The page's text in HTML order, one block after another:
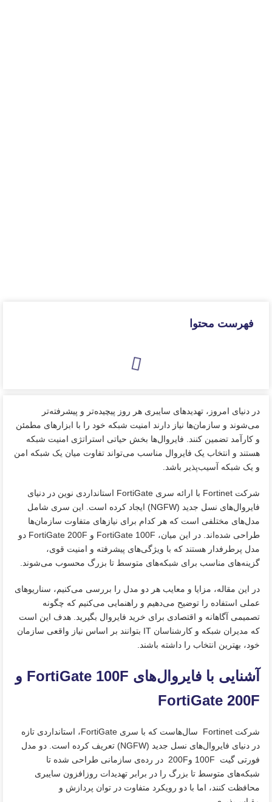
فهرست محتوا
در دنیای امروز، تهدیدهای سایبری هر روز پیچیده‌تر و پیشرفته‌تر
می‌شوند و سازمان‌ها نیاز دارند امنیت شبکه خود را با ابزارهای مطمئن
و کارآمد تضمین کنند. فایروال‌ها بخش حیاتی استراتژی امنیت شبکه
هستند و انتخاب یک فایروال مناسب می‌تواند تفاوت میان یک شبکه امن
و یک شبکه آسیب‌پذیر باشد.
شرکت Fortinet با ارائه سری FortiGate استانداردی نوین در دنیای
فایروال‌های نسل جدید (NGFW) ایجاد کرده است. این سری شامل
مدل‌های مختلفی است که هر کدام برای نیازهای متفاوت سازمان‌ها
طراحی شده‌اند. در این میان، FortiGate 100F و FortiGate 200F دو
مدل پرطرفدار هستند که با ویژگی‌های پیشرفته و امنیت قوی،
گزینه‌های مناسب برای شبکه‌های متوسط تا بزرگ محسوب می‌شوند.
در این مقاله، مزایا و معایب هر دو مدل را بررسی می‌کنیم، سناریوهای
عملی استفاده را توضیح می‌دهیم و راهنمایی می‌کنیم که چگونه
تصمیمی آگاهانه و اقتصادی برای خرید فایروال بگیرید. هدف این است
که مدیران شبکه و کارشناسان IT بتوانند بر اساس نیاز واقعی سازمان
خود، بهترین انتخاب را داشته باشند.
آشنایی با فایروال‌های FortiGate 100F و
FortiGate 200F
شرکت ‌Fortinet سال‌هاست که با سری FortiGate، استانداردی تازه
در دنیای فایروال‌های نسل جدید (NGFW) تعریف کرده است. دو مدل
فورتی گیت 100F و200F در رده‌ی سازمانی طراحی شده‌ تا
شبکه‌های متوسط تا بزرگ را در برابر تهدیدات روزافزون سایبری
محافظت کنند، اما با دو رویکرد متفاوت در توان پردازش و